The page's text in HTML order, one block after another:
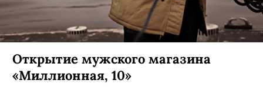
Открытие мужского магазина
«Миллионная, 10»